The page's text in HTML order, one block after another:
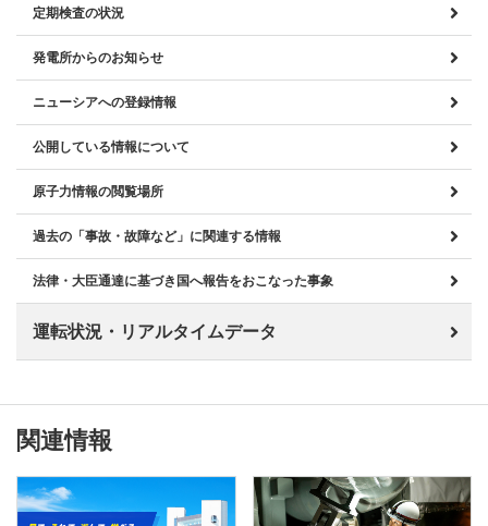
定期検査の状況
発電所からのお知らせ
ニューシアへの登録情報
公開している情報について
原子力情報の閲覧場所
過去の「事故・故障など」に関連する情報
法律・大臣通達に基づき国へ報告をおこなった事象
運転状況・リアルタイムデータ
関連情報